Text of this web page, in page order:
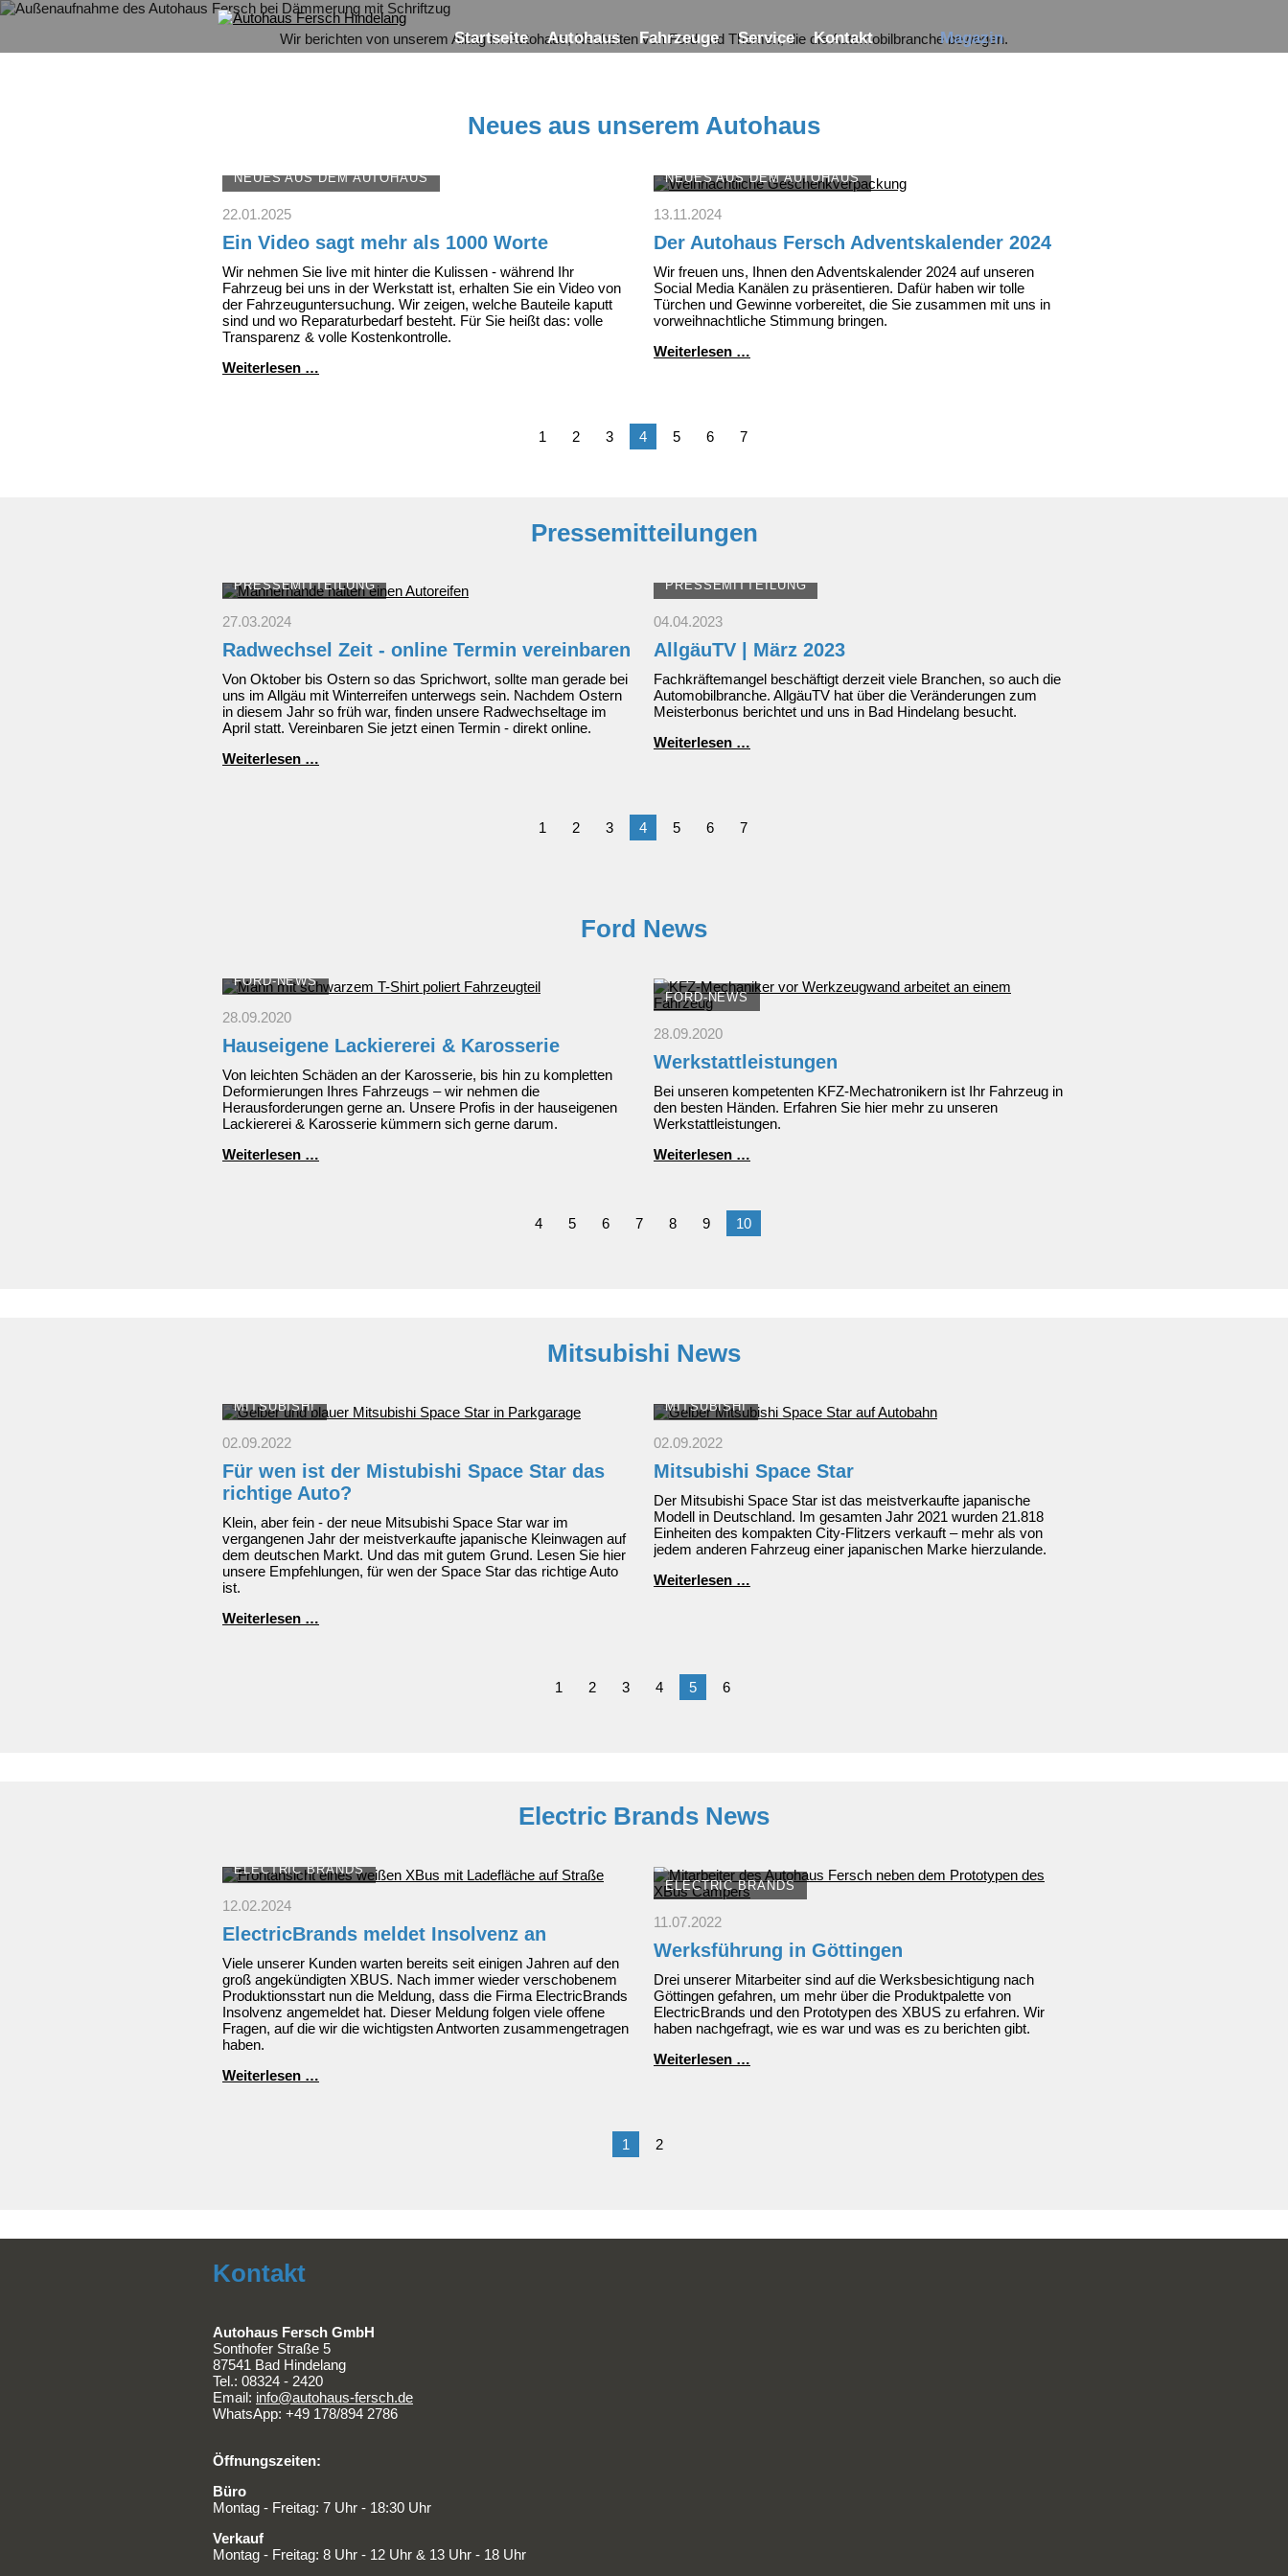
Startseite Autohaus Fahrzeuge Service Kontakt
Navigation
überspringen
Magazin
Wir berichten von unserem Alltag im Autohaus, Neuheiten von Ford und Themen, die die Automobilbranche bewegen.
Neues aus unserem Autohaus
NEUES AUS DEM AUTOHAUS
22.01.2025
Ein Video sagt mehr als 1000 Worte
Wir nehmen Sie live mit hinter die Kulissen - während Ihr
Fahrzeug bei uns in der Werkstatt ist, erhalten Sie ein Video von
der Fahrzeuguntersuchung. Wir zeigen, welche Bauteile kaputt
sind und wo Reparaturbedarf besteht. Für Sie heißt das: volle
Transparenz & volle Kostenkontrolle.
Weiterlesen …
NEUES AUS DEM AUTOHAUS
13.11.2024
Der Autohaus Fersch Adventskalender 2024
Wir freuen uns, Ihnen den Adventskalender 2024 auf unseren
Social Media Kanälen zu präsentieren. Dafür haben wir tolle
Türchen und Gewinne vorbereitet, die Sie zusammen mit uns in
vorweihnachtliche Stimmung bringen.
Weiterlesen …
1
2 3 4 5 6 7
Pressemitteilungen
PRESSEMITTEILUNG
27.03.2024
Radwechsel Zeit - online Termin vereinbaren
Von Oktober bis Ostern so das Sprichwort, sollte man gerade bei
uns im Allgäu mit Winterreifen unterwegs sein. Nachdem Ostern
in diesem Jahr so früh war, finden unsere Radwechseltage im
April statt. Vereinbaren Sie jetzt einen Termin - direkt online.
Weiterlesen …
PRESSEMITTEILUNG
04.04.2023
AllgäuTV | März 2023
Fachkräftemangel beschäftigt derzeit viele Branchen, so auch die
Automobilbranche. AllgäuTV hat über die Veränderungen zum
Meisterbonus berichtet und uns in Bad Hindelang besucht.
Weiterlesen …
1 2 3 4 5 6 7
Ford News
FORD-NEWS
28.09.2020
Hauseigene Lackiererei & Karosserie
Von leichten Schäden an der Karosserie, bis hin zu kompletten
Deformierungen Ihres Fahrzeugs – wir nehmen die
Herausforderungen gerne an. Unsere Profis in der hauseigenen
Lackiererei & Karosserie kümmern sich gerne darum.
Weiterlesen …
FORD-NEWS
28.09.2020
Werkstattleistungen
Bei unseren kompetenten KFZ-Mechatronikern ist Ihr Fahrzeug in
den besten Händen. Erfahren Sie hier mehr zu unseren
Werkstattleistungen.
Weiterlesen …
4 5 6 7 8 9 10
Mitsubishi News
MITSUBISHI
02.09.2022
Für wen ist der Mistubishi Space Star das
richtige Auto?
Klein, aber fein - der neue Mitsubishi Space Star war im
vergangenen Jahr der meistverkaufte japanische Kleinwagen auf
dem deutschen Markt. Und das mit gutem Grund. Lesen Sie hier
unsere Empfehlungen, für wen der Space Star das richtige Auto
ist.
Weiterlesen …
MITSUBISHI
02.09.2022
Mitsubishi Space Star
Der Mitsubishi Space Star ist das meistverkaufte japanische
Modell in Deutschland. Im gesamten Jahr 2021 wurden 21.818
Einheiten des kompakten City-Flitzers verkauft – mehr als von
jedem anderen Fahrzeug einer japanischen Marke hierzulande.
Weiterlesen …
1 2 3 4 5 6
Electric Brands News
ELECTRIC BRANDS
12.02.2024
ElectricBrands meldet Insolvenz an
Viele unserer Kunden warten bereits seit einigen Jahren auf den
groß angekündigten XBUS. Nach immer wieder verschobenem
Produktionsstart nun die Meldung, dass die Firma ElectricBrands
Insolvenz angemeldet hat. Dieser Meldung folgen viele offene
Fragen, auf die wir die wichtigsten Antworten zusammengetragen
haben.
Weiterlesen …
ELECTRIC BRANDS
11.07.2022
Werksführung in Göttingen
Drei unserer Mitarbeiter sind auf die Werksbesichtigung nach
Göttingen gefahren, um mehr über die Produktpalette von
ElectricBrands und den Prototypen des XBUS zu erfahren. Wir
haben nachgefragt, wie es war und was es zu berichten gibt.
Weiterlesen …
1 2
Kontakt
Autohaus Fersch GmbH
Sonthofer Straße 5
87541 Bad Hindelang
Tel.: 08324 - 2420
Email: info@autohaus-fersch.de
WhatsApp: +49 178/894 2786
Öffnungszeiten:
Büro
Montag - Freitag: 7 Uhr - 18:30 Uhr
Verkauf
Montag - Freitag: 8 Uhr - 12 Uhr & 13 Uhr - 18 Uhr